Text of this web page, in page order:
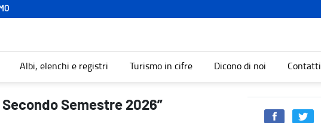
Albi, elenchi e registri Turismo in cifre Dicono di noi Contatti
Semestre 2026”